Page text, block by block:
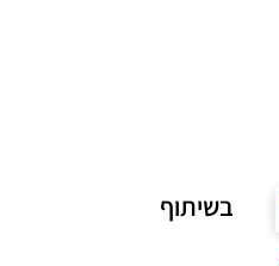
בשיתוף